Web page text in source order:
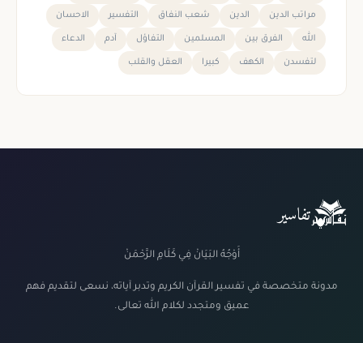
مراتب الدين الدين شعب النفاق التفسير الاحسان
الله الفرق بين المسلمين التفاؤل آدم الدعاء
لتفسدن الكهف كبيرا العقل والقلب
تفاسير
أَوْجُهُ البَيَانْ فِي كَلَامِ الرَّحْمَنْ
مدونة متخصصة في تفسير القرآن الكريم وتدبر آياته، نسعى لتقديم فهم
عميق ومتجدد لكلام الله تعالى.